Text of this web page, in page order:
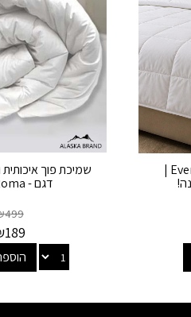
שמיכת פוך דק - אוורסט Everest |
שמיכת פוך
דגם - Roma רומא
499
189